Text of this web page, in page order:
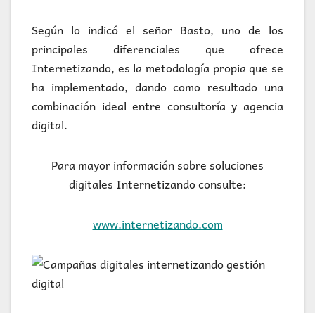
Según lo indicó el señor Basto, uno de los
principales diferenciales que ofrece
Internetizando, es la metodología propia que se
ha implementado, dando como resultado una
combinación ideal entre consultoría y agencia
digital.
Para mayor información sobre soluciones
digitales Internetizando consulte:
www.internetizando.com